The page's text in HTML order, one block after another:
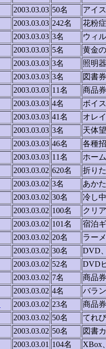
2003.03.03 50名
アイ
2003.03.03 242名
花粉
2003.03.03 3名
ウィ
2003.03.03 5名
黄金
2003.03.03 3名
照明
2003.03.03 3名
図書券
2003.03.03 11名
商品
2003.03.03 4名
ボイ
2003.03.03 41名
オレ
2003.03.03 3名
天体
2003.03.03 46名
各種
2003.03.03 11名
ホー
2003.03.02 620名
折り
2003.03.02 3名
あか
2003.03.02 30名
冷し
2003.03.02 100名
クリ
2003.03.02 101名
宿泊
2003.03.02 20名
ラー
2003.03.02 30名
DVD
2003.03.02 52名
DVD
2003.03.02 7名
商品
2003.03.02 4名
バラ
2003.03.02 23名
商品
2003.03.02 50名
てれ
2003.03.02 50名
図書
2003.03.01 104名
XBox